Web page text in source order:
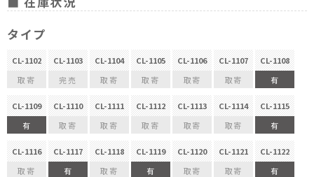
タイプ
CL-1102
取寄
CL-1103
完売
CL-1104
取寄
CL-1105
取寄
CL-1106
取寄
CL-1107
取寄
CL-1108
有
CL-1109
有
CL-1110
取寄
CL-1111
取寄
CL-1112
取寄
CL-1113
取寄
CL-1114
取寄
CL-1115
有
CL-1116
取寄
CL-1117
有
CL-1118
取寄
CL-1119
有
CL-1120
取寄
CL-1121
取寄
CL-1122
有